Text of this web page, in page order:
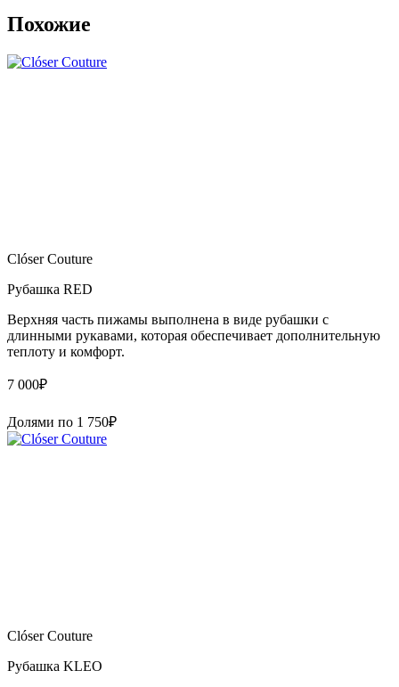
Похожие
Clóser Couture
Рубашка RED
Верхняя часть пижамы выполнена в виде рубашки с
длинными рукавами, которая обеспечивает дополнительную
теплоту и комфорт.
7 000₽
Долями по 1 750₽
Clóser Couture
Рубашка KLEO